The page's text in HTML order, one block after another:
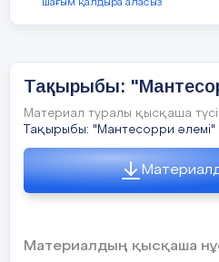
мезгілі?Сендер қыс
ерекшеліктерін
жауады.Видеоролик:
көріп тамашалайды.
Ғажайып сәт:Әже
кемпірмен
жайында және не үшін
айтады.Өткен
жауаптар
шағым қалдыра аласыз
Тақырыбы:
Материал туралы қысқаша
Тақырыбы: "Мантесорри әлемі"
Материалдың қысқаша